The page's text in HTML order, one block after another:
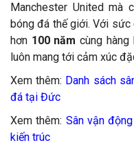
Manchester United
bóng đá thế giới. Với sức
hơn 100 năm cùng
luôn mang tới cảm xúc
Xem thêm: Danh sách
đá tại Đức
Xem thêm: Sân vận
kiến trúc